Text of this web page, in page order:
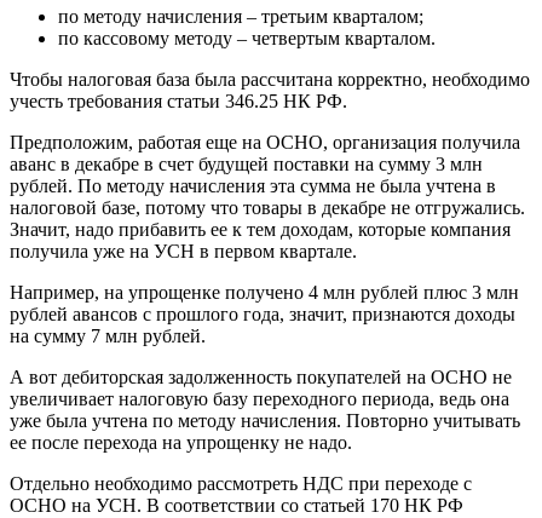
по методу начисления – третьим кварталом;
по кассовому методу – четвертым кварталом.
Чтобы налоговая база была рассчитана корректно, необходимо
учесть требования статьи 346.25 НК РФ.
Предположим, работая еще на ОСНО, организация получила
аванс в декабре в счет будущей поставки на сумму 3 млн
рублей. По методу начисления эта сумма не была учтена в
налоговой базе, потому что товары в декабре не отгружались.
Значит, надо прибавить ее к тем доходам, которые компания
получила уже на УСН в первом квартале.
Например, на упрощенке получено 4 млн рублей плюс 3 млн
рублей авансов с прошлого года, значит, признаются доходы
на сумму 7 млн рублей.
А вот дебиторская задолженность покупателей на ОСНО не
увеличивает налоговую базу переходного периода, ведь она
уже была учтена по методу начисления. Повторно учитывать
ее после перехода на упрощенку не надо.
Отдельно необходимо рассмотреть НДС при переходе с
ОСНО на УСН. В соответствии со статьей 170 НК РФ